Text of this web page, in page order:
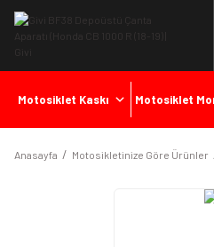
Motosiklet Kaskı Motosiklet
Anasayfa Motosikletinize Göre Ürünler